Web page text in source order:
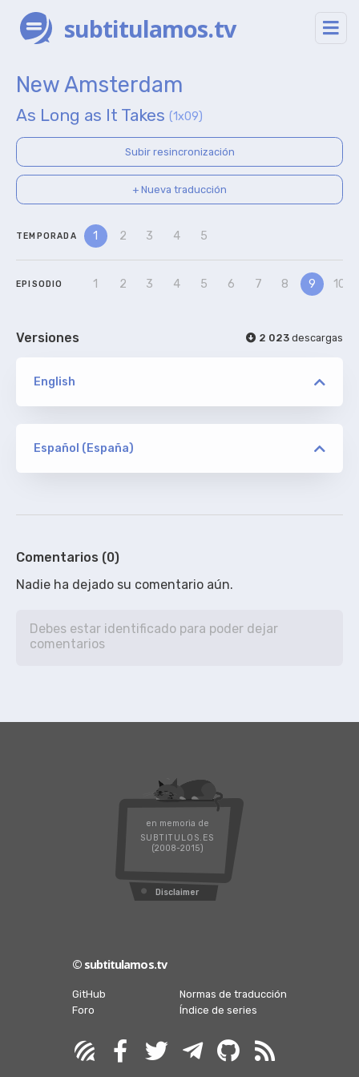
subtitulamos.tv
New Amsterdam
As Long as It Takes (1x09)
Subir resincronización
+ Nueva traducción
TEMPORADA 1 2 3 4 5
EPISODIO 1 2 3 4 5 6 7 8 9 10
Versiones 2 023 descargas
English
KILLERS
ORIGINAL farscaper
Español (España)
KILLERS
Comentarios (0)
Nadie ha dejado su comentario aún.
en memoria de
SUBTITULOS.ES
(2008-2015)
Disclaimer
© subtitulamos.tv
GitHub
Normas de traducción
Foro
Índice de series